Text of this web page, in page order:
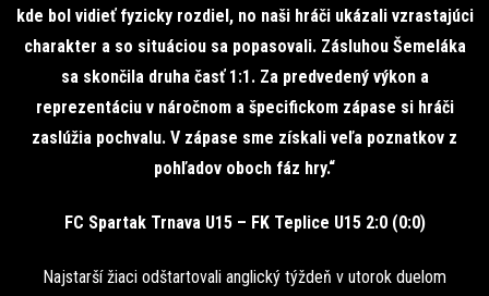
kde bol vidieť fyzicky rozdiel, no naši hráči ukázali vzrastajúci
charakter a so situáciou sa popasovali. Zásluhou Šemeláka
sa skončila druha časť 1:1. Za predvedený výkon a
reprezentáciu v náročnom a špecifickom zápase si hráči
zaslúžia pochvalu. V zápase sme získali veľa poznatkov z
pohľadov oboch fáz hry.“
FC Spartak Trnava U15 – FK Teplice U15 2:0 (0:0)
Najstarší žiaci odštartovali anglický týždeň v utorok duelom